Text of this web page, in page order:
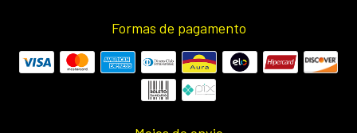
Formas de pagamento